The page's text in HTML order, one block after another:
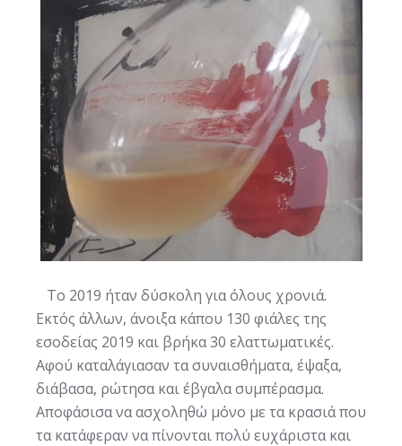
Το 2019 ήταν δύσκολη για όλους χρονιά.
Εκτός άλλων, άνοιξα κάπου 130 φιάλες της
εσοδείας 2019 και βρήκα 30 ελαττωματικές.
Αφού καταλάγιασαν τα συναισθήματα, έψαξα,
διάβασα, ρώτησα και έβγαλα συμπέρασμα.
Αποφάσισα να ασχοληθώ μόνο με τα κρασιά που
τα κατάφεραν να πίνονται πολύ ευχάριστα και